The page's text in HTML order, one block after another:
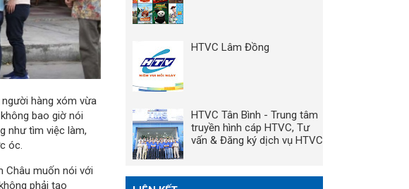
hàng xóm vừa
bao giờ nói
như tìm việc làm,
óc.
Châu muốn nói với
phải tạo
HTVC Lâm Đồng
HTVC Tân Bình - Trung tâm
truyền hình cáp HTVC, Tư
vấn & Đăng ký dịch vụ HTVC